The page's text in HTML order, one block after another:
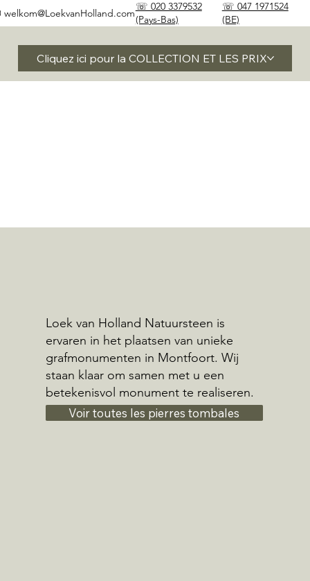
☏ 020 3379532
(Pays-Bas)
☏ 047 1971524
(BE)
welkom@LoekvanHolland.com
Cliquez ici pour la COLLECTION ET LES PRIX
Loek van Holland Natuursteen is
ervaren in het plaatsen van unieke
grafmonumenten in Montfoort. Wij
staan klaar om samen met u een
betekenisvol monument te realiseren.
Voir toutes les pierres tombales